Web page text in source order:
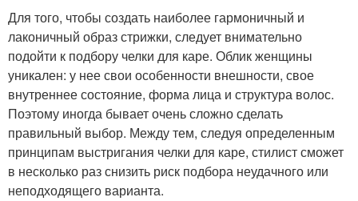
Для того, чтобы создать наиболее гармоничный и
лаконичный образ стрижки, следует внимательно
подойти к подбору челки для каре. Облик женщины
уникален: у нее свои особенности внешности, свое
внутреннее состояние, форма лица и структура волос.
Поэтому иногда бывает очень сложно сделать
правильный выбор. Между тем, следуя определенным
принципам выстригания челки для каре, стилист сможет
в несколько раз снизить риск подбора неудачного или
неподходящего варианта.